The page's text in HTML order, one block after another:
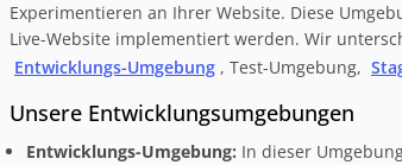
Experimentieren an Ihrer Website. Diese
Live-Website implementiert werden. Wir
Entwicklungs-Umgebung , Test-Umgebung,
Unsere Entwicklungsumgebungen
Entwicklungs-Umgebung: In dieser